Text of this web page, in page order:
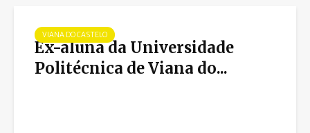
VIANA DO CASTELO
Ex-aluna da Universidade
Politécnica de Viana do...